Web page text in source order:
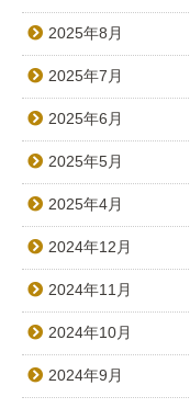
2025年8月
2025年7月
2025年6月
2025年5月
2025年4月
2024年12月
2024年11月
2024年10月
2024年9月